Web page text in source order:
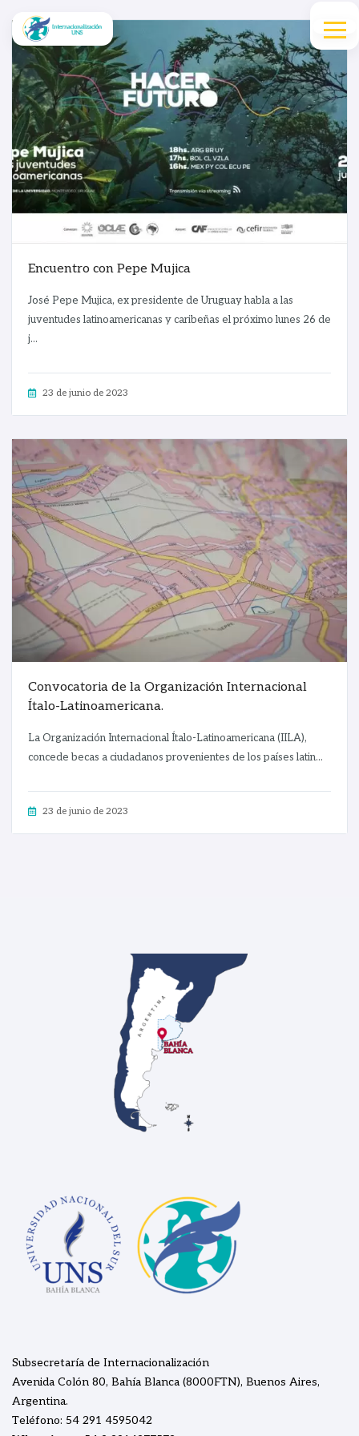
Encuentro con Pepe Mujica
José Pepe Mujica, ex presidente de Uruguay habla a las
juventudes latinoamericanas y caribeñas el próximo lunes 26 de
j...
23 de junio de 2023
Convocatoria de la Organización Internacional
Ítalo-Latinoamericana.
La Organización Internacional Ítalo-Latinoamericana (IILA),
concede becas a ciudadanos provenientes de los países latin...
23 de junio de 2023
Subsecretaría de Internacionalización
Avenida Colón 80, Bahía Blanca (8000FTN), Buenos Aires,
Argentina.
Teléfono: 54 291 4595042